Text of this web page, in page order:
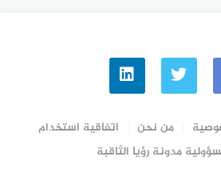
من نحن
اتفاقية استخدام
مدونة رؤيا الثاقبة